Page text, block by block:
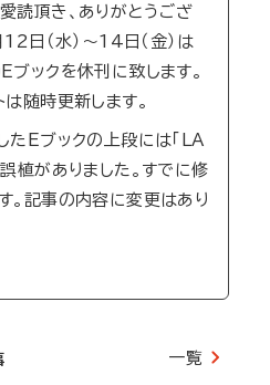
読頂き、ありがとうござ
日（水）～14日（金）は
ブックを休刊に致します。
は随時更新します。
たEブックの上段には「LA
植がありました。すでに修
。記事の内容に変更はあり
一覧